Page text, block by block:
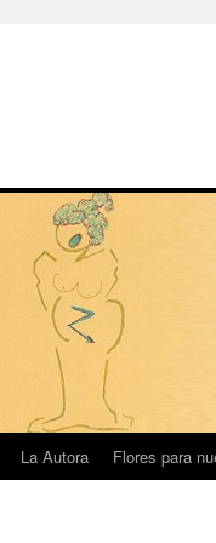
La Autora Flores para